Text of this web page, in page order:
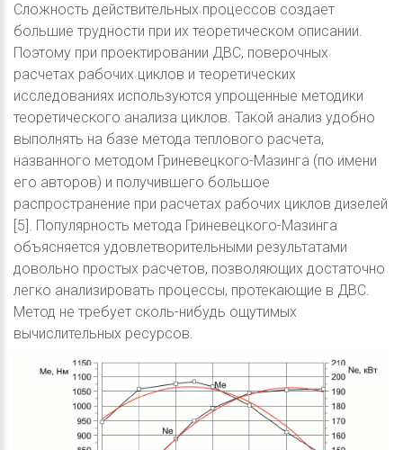
Сложность действительных процессов создает
большие трудности при их теоретическом описании.
Поэтому при проектировании ДВС, поверочных
расчетах рабочих циклов и теоретических
исследованиях используются упрощенные методики
теоретического анализа циклов. Такой анализ удобно
выполнять на базе метода теплового расчета,
названного методом Гриневецкого-Мазинга (по имени
его авторов) и получившего большое
распространение при расчетах рабочих циклов дизелей
[5]. Популярность метода Гриневецкого-Мазинга
объясняется удовлетворительными результатами
довольно простых расчетов, позволяющих достаточно
легко анализировать процессы, протекающие в ДВС.
Метод не требует сколь-нибудь ощутимых
вычислительных ресурсов.